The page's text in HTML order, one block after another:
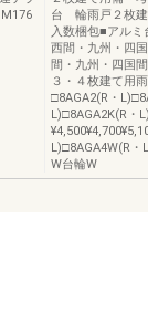
台 輪雨戸２枚
入数梱包■アル
西間・九州・四
間・九州・四国
３・４枚建て用
□8AGA2(R・
L)□8AGA2K(R・
L)□8AGA4W(R
W台輪W